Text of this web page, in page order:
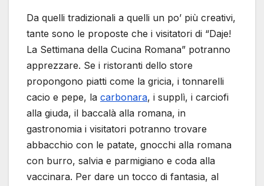
Da quelli tradizionali a quelli un po’ più creativi,
tante sono le proposte che i visitatori di “Daje!
La Settimana della Cucina Romana” potranno
apprezzare. Se i ristoranti dello store
propongono piatti come la gricia, i tonnarelli
cacio e pepe, la carbonara, i supplì, i carciofi
alla giuda, il baccalà alla romana, in
gastronomia i visitatori potranno trovare
abbacchio con le patate, gnocchi alla romana
con burro, salvia e parmigiano e coda alla
vaccinara. Per dare un tocco di fantasia, al